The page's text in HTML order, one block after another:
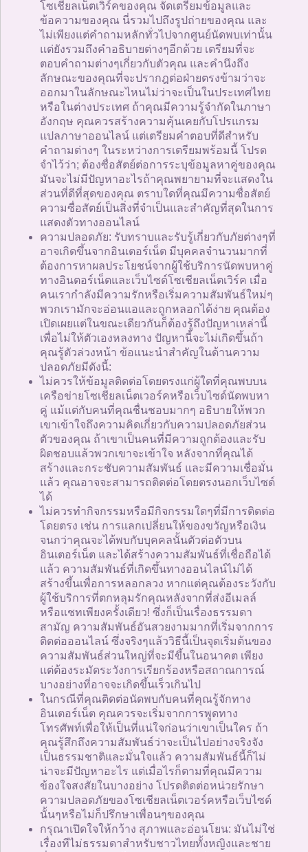
โซเชียลเน็ตเวิร์คของคุณ จัดเตรียมข้อมูลและ
ข้อความของคุณ นี่รวมไปถึงรูปถ่ายของคุณ และ
ไม่เพียงแต่คำถามหลักทั่วไปจากศูนย์นัดพบเท่านั้น
แต่ยังรวมถึงคำอธิบายต่างๆอีกด้วย เตรียมที่จะ
ตอบคำถามต่างๆเกี่ยวกับตัวคุณ และคำนึงถึง
ลักษณะของคุณที่จะปรากฎต่อฝ่ายตรงข้ามว่าจะ
ออกมาในลักษณะไหนไม่ว่าจะเป็นในประเทศไทย
หรือในต่างประเทศ ถ้าคุณมีความรู้จำกัดในภาษา
อังกฤษ คุณควรสร้างความคุ้นเคยกับโปรแกรม
แปลภาษาออนไลน์ แต่เตรียมคำตอบที่ดีสำหรับ
คำถามต่างๆ ในระหว่างการเตรียมพร้อมนี้ โปรด
จำไว้ว่า; ต้องซื่อสัตย์ต่อการระบุข้อมูลหาคู่ของคุณ
มันจะไม่มีปัญหาอะไรถ้าคุณพยายามที่จะแสดงใน
ส่วนที่ดีที่สุดของคุณ ตราบใดที่คุณมีความซื่อสัตย์
ความซื่อสัตย์เป็นสิ่งที่จำเป็นและสำคัญที่สุดในการ
แสดงตัวทางออนไลน์
ความปลอดภัย: รับทราบและรับรู้เกี่ยวกับภัยต่างๆที่
อาจเกิดขึ้นจากอินเตอร์เน็ต มีบุคคลจำนวนมากที่
ต้องการหาผลประโยชน์จากผู้ใช้บริการนัดพบหาคู่
ทางอินตอร์เน็ตและเว็บไซด์โซเชียลเน็ตเวิร์ค เมื่อ
คนเรากำลังมีความรักหรือเริ่มความสัมพันธ์ใหม่ๆ
พวกเรามักจะอ่อนแอและถูกหลอกได้ง่าย คุณต้อง
เปิดเผยแต่ในขณะเดียวกันก็ต้องรู้ถึงปัญหาเหล่านี้
เพื่อไม่ให้ตัวเองหลงทาง ปัญหานี้จะไม่เกิดขึ้นถ้า
คุณรู้ตัวล่วงหน้า ข้อแนะนำสำคัญในด้านความ
ปลอดภัยมีดังนี้:
ไม่ควรให้ข้อมูลติดต่อโดยตรงแก่ผู้ใดที่คุณพบบน
เครือข่ายโซเชียลเน็ตเวอร์คหรือเว็บไซด์นัดพบหา
คู่ แม้แต่กับคนที่คุณชื่นชอบมากๆ อธิบายให้พวก
เขาเข้าใจถึงความคิดเกี่ยวกับความปลอดภัยส่วน
ตัวของคุณ ถ้าเขาเป็นคนที่มีความถูกต้องและรับ
ผิดชอบแล้วพวกเขาจะเข้าใจ หลังจากที่คุณได้
สร้างและกระชับความสัมพันธ์ และมีความเชื่อมั่น
แล้ว คุณอาจจะสามารถติดต่อโดยตรงนอกเว็บไซด์
ได้
ไม่ควรทำกิจกรรมหรือมีกิจกรรมใดๆที่มีการติดต่อ
โดยตรง เช่น การแลกเปลี่ยนให้ของขวัญหรือเงิน
จนกว่าคุณจะได้พบกับบุคคลนั้นตัวต่อตัวบน
อินเตอร์เน็ต และได้สร้างความสัมพันธ์ที่เชื่อถือได้
แล้ว ความสัมพันธ์ที่เกิดขึ้นทางออนไลน์ไม่ได้
สร้างขึ้นเพื่อการหลอกลวง หากแต่คุณต้องระวังกับ
ผู้ใช้บริการที่ตกหลุมรักคุณหลังจากที่ส่งอีเมลล์
หรือแชทเพียงครั้งเดียว! ซึ่งก็เป็นเรื่องธรรมดา
สามัญ ความสัมพันธ์อันสวยงามมากที่เริ่มจากการ
ติดต่อออนไลน์ ซึ่งจริงๆแล้ววิธีนี้เป็นจุดเริ่มต้นของ
ความสัมพันธ์ส่วนใหญ่ที่จะมีขึ้นในอนาคต เพียง
แต่ต้องระมัดระวังการเรียกร้องหรือสถาณการณ์
บางอย่างที่อาจจะเกิดขึ้นเร็วเกินไป
ในกรณีที่คุณติดต่อนัดพบกับคนที่คุณรู้จักทาง
อินเตอร์เน็ต คุณควรจะเริ่มจากการพูดทาง
โทรศัพท์เพื่อให้เป็นที่แน่ใจก่อนว่าเขาเป็นใคร ถ้า
คุณรู้สึกถึงความสัมพันธ์ว่าจะเป็นไปอย่างจริงจัง
เป็นธรรมชาติและมั่นใจแล้ว ความสัมพันธ์นี้ก็ไม่
น่าจะมีปัญหาอะไร แต่เมื่อไรก็ตามที่คุณมีความ
ข้องใจสงสัยในบางอย่าง โปรดติดต่อหน่วยรักษา
ความปลอดภัยของโซเชียลเน็ตเวอร์คหรือเว็บไซด์
นั้นๆหรือไม่ก็ปรึกษาเพื่อนๆของคุณ
กรุณาเปิดใจให้กว้าง สุภาพและอ่อนโยน: มันไม่ใช่
เรื่องทีไม่ธรรมดาสำหรับชาวไทยทั้งหญิงและชาย